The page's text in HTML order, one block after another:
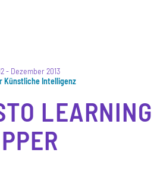
- Dezember 2013
Künstliche Intelligenz
LEARNING